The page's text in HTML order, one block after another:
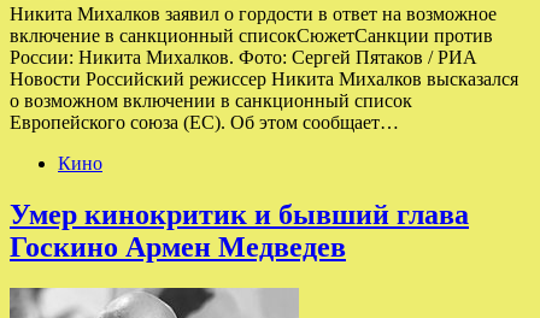
Никита Михалков заявил о гордости в ответ на возможное
включение в санкционный списокСюжетСанкции против
России: Никита Михалков. Фото: Сергей Пятаков / РИА
Новости Российский режиссер Никита Михалков высказался
о возможном включении в санкционный список
Европейского союза (ЕС). Об этом сообщает…
Кино
Умер кинокритик и бывший глава
Госкино Армен Медведев